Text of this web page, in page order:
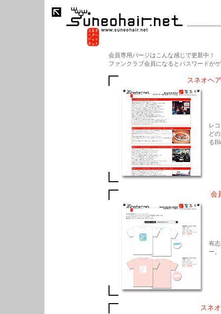
会員専用パージはこんな感じで更新中！
ファンクラブ会員になるとパスワードが
スネオヘ
レ
ど
る
会
有
ー
スネ